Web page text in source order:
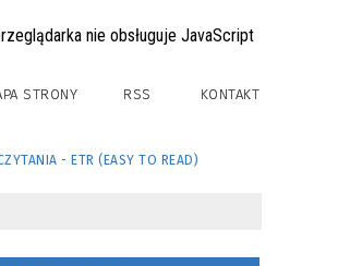
nie obsługuje JavaScript
STRONY RSS KONTAKT
- ETR (EASY TO READ)